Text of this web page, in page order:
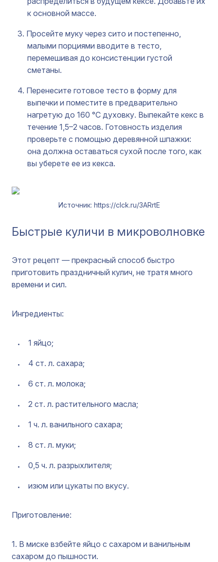
к основной массе.
Просейте муку через сито и постепенно,
малыми порциями вводите в тесто,
перемешивая до консистенции густой
сметаны.
Перенесите готовое тесто в форму для
выпечки и поместите в предварительно
нагретую до 160 °C духовку. Выпекайте кекс в
течение 1,5–2 часов. Готовность изделия
проверьте с помощью деревянной шпажки:
она должна оставаться сухой после того, как
вы уберете ее из кекса.
Источник: https://clck.ru/3ARrtE
Быстрые куличи в микроволновке
Этот рецепт — прекрасный способ быстро
приготовить праздничный кулич, не тратя много
времени и сил.
Ингредиенты:
1 яйцо;
4 ст. л. сахара;
6 ст. л. молока;
2 ст. л. растительного масла;
1 ч. л. ванильного сахара;
8 ст. л. муки;
0,5 ч. л. разрыхлителя;
изюм или цукаты по вкусу.
Приготовление:
1. В миске взбейте яйцо с сахаром и ванильным
сахаром до пышности.